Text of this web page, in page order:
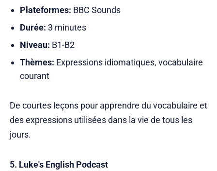
Plateformes: BBC Sounds
Durée: 3 minutes
Niveau: B1-B2
Thèmes: Expressions idiomatiques, vocabulaire
courant
De courtes leçons pour apprendre du vocabulaire et
des expressions utilisées dans la vie de tous les
jours.
5. Luke's English Podcast